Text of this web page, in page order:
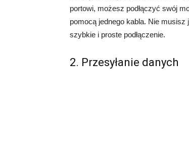
portowi, możesz podłączyć swój
pomocą jednego kabla. Nie
szybkie i proste podłączenie.
2. Przesyłanie danych